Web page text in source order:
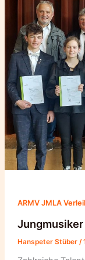
ARMV JMLA
Hanspeter Stüber /